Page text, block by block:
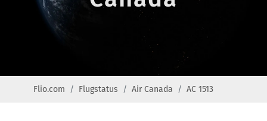
Flio.com Flugstatus Air Canada AC 1513